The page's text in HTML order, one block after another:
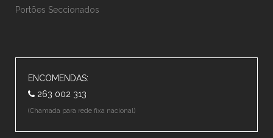
Portões Seccionados
ENCOMENDAS:
263 002 313
(Chamada para rede fixa nacional)